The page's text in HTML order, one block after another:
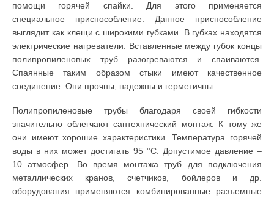
помощи горячей спайки. Для этого применяется
специальное приспособление. Данное приспособление
выглядит как клещи с широкими губками. В губках находятся
электрические нагреватели. Вставленные между губок концы
полипропиленовых труб разогреваются и спаиваются.
Спаянные таким образом стыки имеют качественное
соединение. Они прочны, надежны и герметичны.
Полипропиленовые трубы благодаря своей гибкости
значительно облегчают сантехнический монтаж. К тому же
они имеют хорошие характеристики. Температура горячей
воды в них может достигать 95 °С. Допустимое давление –
10 атмосфер. Во время монтажа труб для подключения
металлических кранов, счетчиков, бойлеров и др.
оборудования применяются комбинированные разъемные